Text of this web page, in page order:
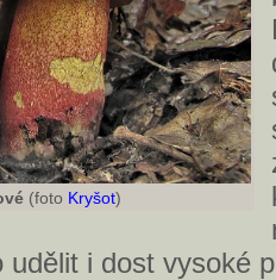
(foto Kryšot)
udělit i dost vysoké